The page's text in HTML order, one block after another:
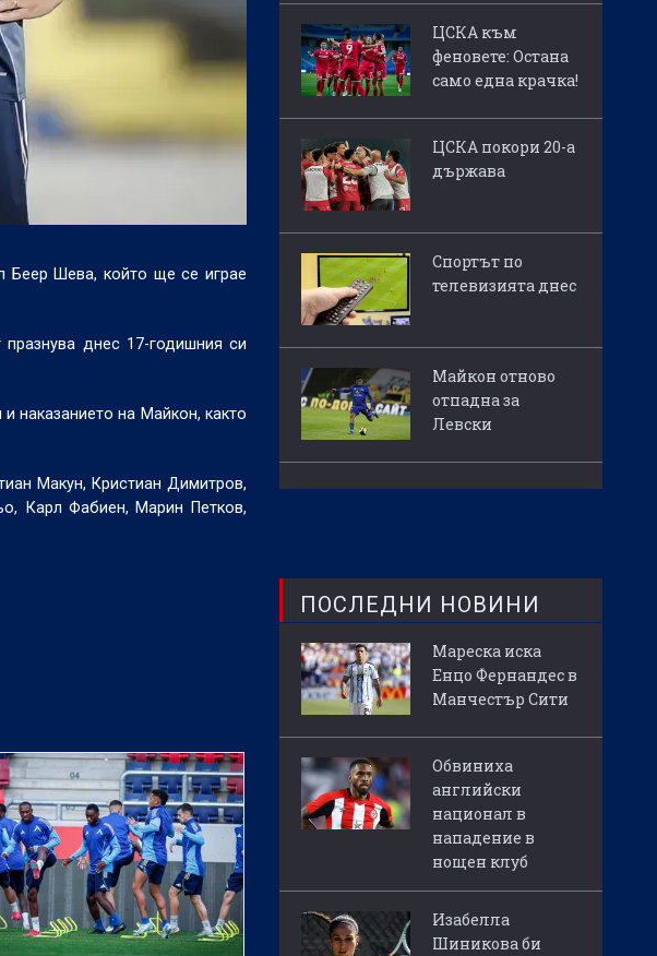
Беер Шева, който ще се играе
днес 17-годишния си
наказанието на Майкон, както
Макун, Кристиан Димитров,
Карл Фабиен, Марин Петков,
ЦСКА към
феновете: Остана
само една крачка!
ЦСКА покори 20-а
държава
Спортът по
телевизията днес
Майкон отново
отпадна за
Левски
ПОСЛЕДНИ НОВИНИ
Мареска иска
Енцо Фернандес в
Манчестър Сити
Обвиниха
английски
национал в
нападение в
нощен клуб
Изабелла
Шиникова би